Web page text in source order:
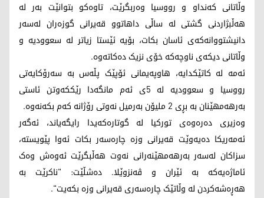
وڵاتانی کەنداو و رووسیا وەربگرێت، تاوەکو بتوانێت بەر لە
هەڵبژاردنی گشتی لە ساڵی داهاتوو قەیرانی گوزەران لەسەر
دانیشتووانەکەی ئاسان بکات، بۆیە ئێستا زیاتر لە سعوودیە و
وڵاتانی دیکەی ناوچەکە خۆی نزیک دەکاتەوە.
ئەمە لە کاتێکدایە، هاوپەیمانی ئۆپێک پڵەس بە سەرۆکایەتی
رووسیا و سعوودیە لە 5ی ئەم مانگەدا رێککەوتن ئاستی
بەرهەمهێنان بە بڕی 2 ملیۆن بەرمیل نەوتی رۆژانە کەم بکەنەوە.
وەزیری دەرەوەی تورکیا لە گوتارەکەیدا رایگەیاند، ئەگەر
ئەمەریکا دەیەوێت قەیرانی وزە چارەسەر بکات ئەوا پێویستە،
سزاکان لەسەر بەرهەمهێنەرانی نەوت هەڵبگرێت ئەوەش وەک
ئاماژەیەکە بە ئێران و ڤەنزوێلا. دەشڵێت: "ناکرێت بە
هەڕەشەکردن لە وڵاتێک چارەسەری قەیرانی وزە بکەیت".